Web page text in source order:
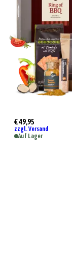
€ 49,95
zzgl. Versand
Auf Lager